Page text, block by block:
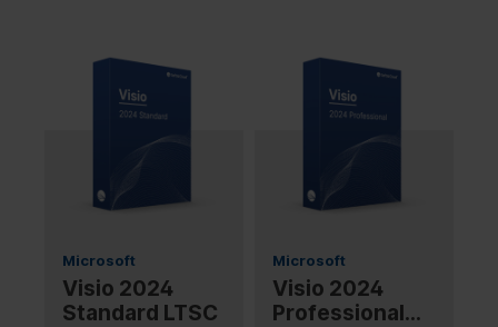
Microsoft
Visio 2024
Standard LTSC
Microsoft
Visio 2024
Professional